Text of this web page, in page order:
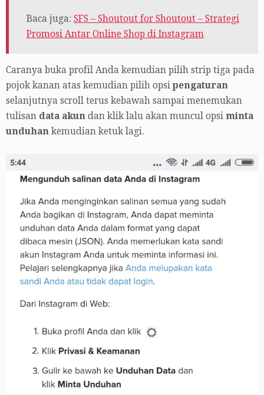
Baca juga: SFS – Shoutout for Shoutout – Strategi
Promosi Antar Online Shop di Instagram
Caranya buka profil Anda kemudian pilih strip tiga pada
pojok kanan atas kemudian pilih opsipengaturan
selanjutnya scroll terus kebawah sampai menemukan
tulisan data akun dan klik lalu akan muncul opsi minta
unduhan kemudian ketuk lagi.